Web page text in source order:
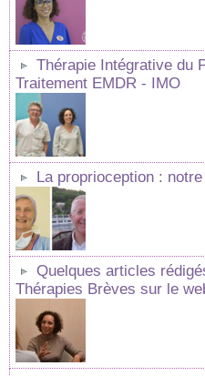
Thérapie Intégrative du
Traitement EMDR - IMO
La proprioception :
Quelques articles
Thérapies Brèves sur le